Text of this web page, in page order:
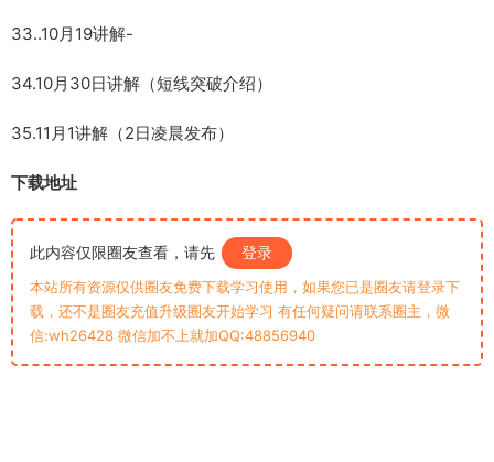
33..10月19讲解-
34.10月30日讲解（短线突破介绍）
35.11月1讲解（2日凌晨发布）
下载地址
此内容仅限圈友查看，请先 登录
本站所有资源仅供圈友免费下载学习使用，如果您已是圈友请登录下
载，还不是圈友充值升级圈友开始学习 有任何疑问请联系圈主，微
信:wh26428 微信加不上就加QQ:48856940